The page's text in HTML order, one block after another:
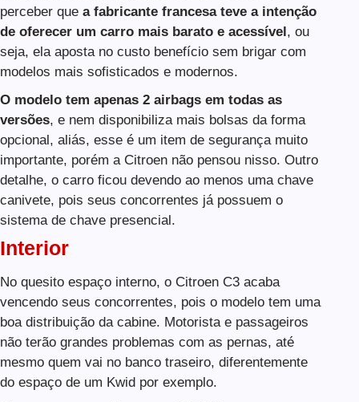
perceber que a fabricante francesa teve a intenção
de oferecer um carro mais barato e acessível, ou
seja, ela aposta no custo benefício sem brigar com
modelos mais sofisticados e modernos.
O modelo tem apenas 2 airbags em todas as
versões, e nem disponibiliza mais bolsas da forma
opcional, aliás, esse é um item de segurança muito
importante, porém a Citroen não pensou nisso. Outro
detalhe, o carro ficou devendo ao menos uma chave
canivete, pois seus concorrentes já possuem o
sistema de chave presencial.
Interior
No quesito espaço interno, o Citroen C3 acaba
vencendo seus concorrentes, pois o modelo tem uma
boa distribuição da cabine. Motorista e passageiros
não terão grandes problemas com as pernas, até
mesmo quem vai no banco traseiro, diferentemente
do espaço de um Kwid por exemplo.